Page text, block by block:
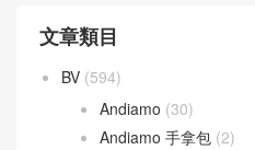
文章類目
BV (594)
Andiamo (30)
Andiamo 手拿包 (2)